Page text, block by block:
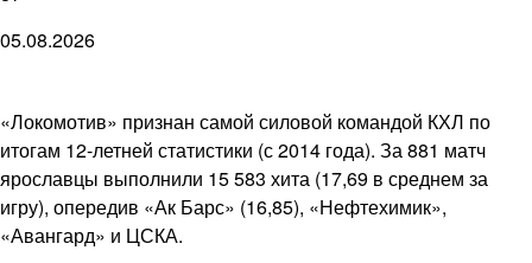
05.08.2026
«Локомотив» признан самой силовой командой КХЛ по
итогам 12-летней статистики (с 2014 года). За 881 матч
ярославцы выполнили 15 583 хита (17,69 в среднем за
игру), опередив «Ак Барс» (16,85), «Нефтехимик»,
«Авангард» и ЦСКА.